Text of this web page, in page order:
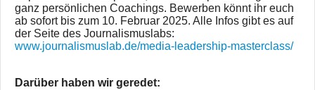
ganz persönlichen Coachings. Bewerben könnt ihr euch
ab sofort bis zum 10. Februar 2025. Alle Infos gibt es auf
der Seite des Journalismuslabs:
www.journalismuslab.de/media-leadership-masterclass/
Darüber haben wir geredet: